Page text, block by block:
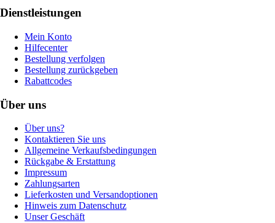
Dienstleistungen
Mein Konto
Hilfecenter
Bestellung verfolgen
Bestellung zurückgeben
Rabattcodes
Über uns
Über uns?
Kontaktieren Sie uns
Allgemeine Verkaufsbedingungen
Rückgabe & Erstattung
Impressum
Zahlungsarten
Lieferkosten und Versandoptionen
Hinweis zum Datenschutz
Unser Geschäft